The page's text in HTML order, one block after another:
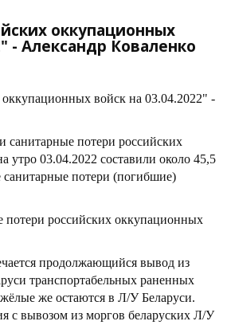
оккупационных
- Александр Коваленко
потери российских
утро 03.04.2022 составили около 45,5
санитарные потери (погибшие)
российских оккупационных
продолжающийся вывод из
транспортабельных раненных
же остаются в Л/У Беларуси.
с вывозом из моргов беларуских Л/У